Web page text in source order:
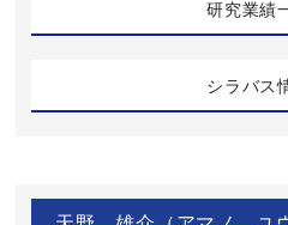
研究業績
シラバス